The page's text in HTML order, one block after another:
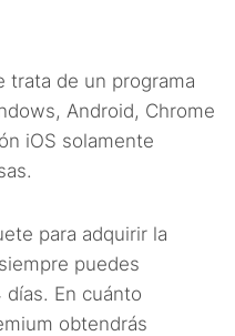
trata de un programa
Android, Chrome
iOS solamente
para adquirir la
puedes
días. En cuánto
obtendrás